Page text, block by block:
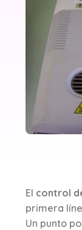
El control
primera
Un punto